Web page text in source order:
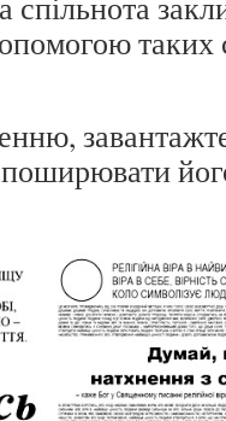
таких
поширювати